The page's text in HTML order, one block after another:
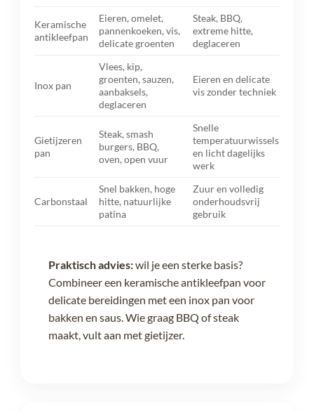
Keramische
antikleefpan
Eieren, omelet,
pannenkoeken, vis,
delicate groenten
Steak, BBQ,
extreme hitte,
deglaceren
Inox pan
Vlees, kip,
groenten, sauzen,
aanbaksels,
deglaceren
Eieren en delicate
vis zonder techniek
Gietijzeren
pan
Steak, smash
burgers, BBQ,
oven, open vuur
Snelle
temperatuurwissels
en licht dagelijks
werk
Carbonstaal
Snel bakken, hoge
hitte, natuurlijke
patina
Zuur en volledig
onderhoudsvrij
gebruik
Praktisch advies:wil je een sterke basis?
Combineer een keramische antikleefpan voor
delicate bereidingen met een inox pan voor
bakken en saus. Wie graag BBQ of steak
maakt, vult aan met gietijzer.